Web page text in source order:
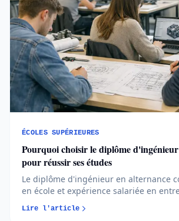
ÉCOLES SUPÉRIEURES
Pourquoi choisir le diplôme
pour réussir ses études
Le diplôme d'ingénieur en alternance
en école et expérience salariée en
étant rémunéré et financé. Cette
forge un professionnel opérationnel
Lire l'article